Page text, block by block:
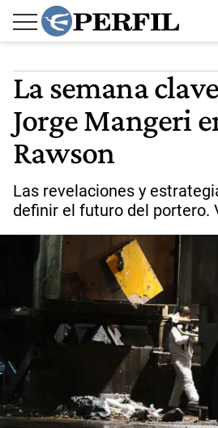
La semana
Jorge Mangeri
Rawson
Las revelaciones y
definir el futuro del portero.